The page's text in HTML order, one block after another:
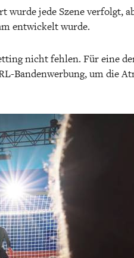
jede Szene verfolgt,
entwickelt wurde.
nicht fehlen. Für eine
Bandenwerbung, um die